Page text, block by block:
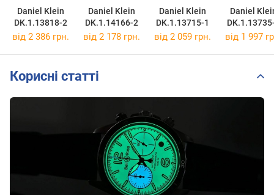
Daniel Klein
DK.1.13818-2
Daniel Klein
DK.1.14166-2
Daniel Klein
DK.1.13715-1
Daniel
від 2 386 грн. від 2 178 грн. від 2 059 грн. від 1 997
Корисні статті